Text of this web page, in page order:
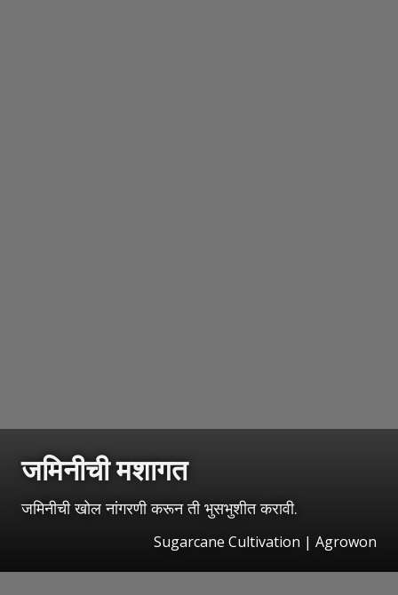
जमिनीची मशागत
जमिनीची खोल नांगरणी करून ती भुसभुशीत करावी.
Sugarcane Cultivation | Agrowon